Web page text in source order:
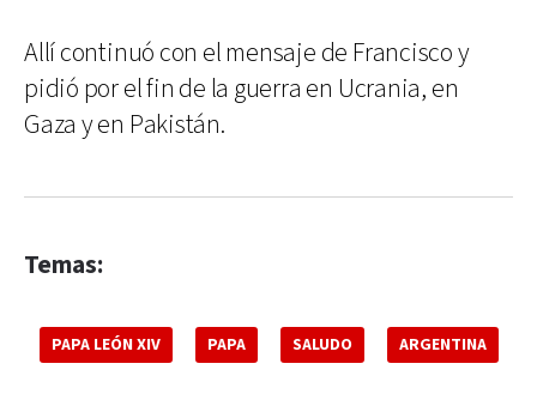
Allí continuó con el mensaje de Francisco y
pidió por el fin de la guerra en Ucrania, en
Gaza y en Pakistán.
Temas:
PAPA LEÓN XIV PAPA SALUDO ARGENTINA